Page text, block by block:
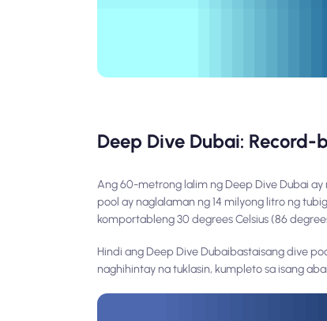
Deep Dive Dubai:
Ang 60-metrong lalim ng Deep Dive Dubai
pool ay naglalaman ng 14 milyong litro ng
komportableng 30 degrees Celsius (86
Hindi ang Deep Dive Dubaibastaisang dive
naghihintay na tuklasin, kumpleto sa isang